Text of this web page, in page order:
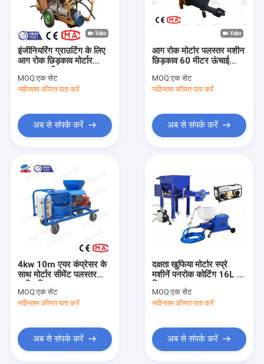
ग्राउट मिक्सर मशीन
पेंच हवा कंप्रेसर
मिनी डीजल खुदाई
मशीन स्पेयर पार्ट्स
इंजीनियरिंग ग्राउटिंग के लिए
आग रोक छिड़काव मोर्टार
MOQ:एक सेट
नवीनतम कीमत पता करें
अब से संपर्क करें
आग रोक मोर्टार पलस्तर मशीन
छिड़काव 60 मीटर ऊंचाई
MOQ:एक सेट
नवीनतम कीमत पता करें
अब से संपर्क करें
4kw 10m एयर कंप्रेसर के
साथ मोर्टार सीमेंट पलस्तर
MOQ:एक सेट
नवीनतम कीमत पता करें
अब से संपर्क करें
दक्षता खुफिया मोर्टार स्प्रे
मशीनें पनरोक कोटिंग 16L /
MOQ:एक सेट
नवीनतम कीमत पता करें
अब से संपर्क करें